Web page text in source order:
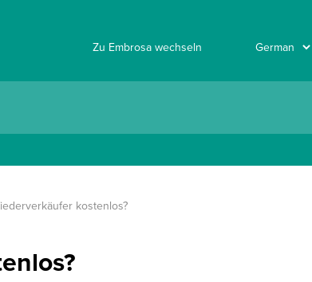
Zu Embrosa wechseln
kostenlos?